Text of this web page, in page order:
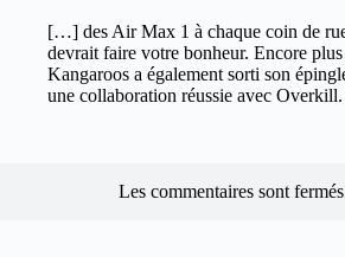
[…] des Air Max 1 à chaque coin de
devrait faire votre bonheur. Encore
Kangaroos a également sorti son
une collaboration réussie avec
Les commentaires sont